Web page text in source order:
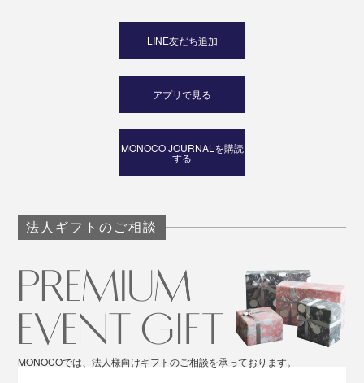
LINE友だち追加
アプリで見る
MONOCO JOURNALを購読
する
法人ギフトのご相談
MONOCOでは、法人様向けギフトのご相談を承っております。